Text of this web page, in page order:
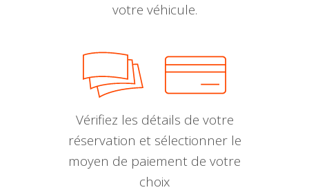
votre véhicule.
Vérifiez les détails de votre
réservation et sélectionner le
moyen de paiement de votre
choix